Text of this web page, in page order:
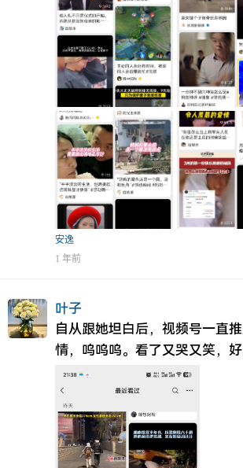
复晚点，来告诉你我还在，
可惜由于种种原因，我知道你已
我知道我的存在对你来说已经没
只会给你带来不便和困扰，
为此我今天尝试放开了你，尝
的人，
很难受，哭了，心也痛，但是
他年以后我若想起，
我绝对不会后悔，
因为我觉得，我在你不爱我的
我还一如既往的爱着，缠着你，
我觉得我努力过，执着过。
至于水面风平浪静，只能说我们
忆，直至彻底消失殆尽，
我只希望他年你即使想起，也许
心，以及嘲笑自己无知经历，嘲
想起这段虐历，
我知道我不配你一切的拥有，
但是我希望你记住，
他这个人即使在不堪，在差劲，
难受哭过痛过
安逸
1 年前
叶子
自从跟她坦白后，视频号一直
情，呜呜呜。看了又哭又笑，